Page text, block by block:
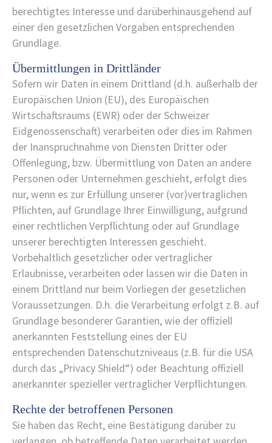
berechtigtes Interesse und darüberhinausgehend auf
einer den gesetzlichen Vorgaben entsprechenden
Grundlage.
Übermittlungen in Drittländer
Sofern wir Daten in einem Drittland (d.h. außerhalb der
Europäischen Union (EU), des Europäischen
Wirtschaftsraums (EWR) oder der Schweizer
Eidgenossenschaft) verarbeiten oder dies im Rahmen
der Inanspruchnahme von Diensten Dritter oder
Offenlegung, bzw. Übermittlung von Daten an andere
Personen oder Unternehmen geschieht, erfolgt dies
nur, wenn es zur Erfüllung unserer (vor)vertraglichen
Pflichten, auf Grundlage Ihrer Einwilligung, aufgrund
einer rechtlichen Verpflichtung oder auf Grundlage
unserer berechtigten Interessen geschieht.
Vorbehaltlich gesetzlicher oder vertraglicher
Erlaubnisse, verarbeiten oder lassen wir die Daten in
einem Drittland nur beim Vorliegen der gesetzlichen
Voraussetzungen. D.h. die Verarbeitung erfolgt z.B. auf
Grundlage besonderer Garantien, wie der offiziell
anerkannten Feststellung eines der EU
entsprechenden Datenschutzniveaus (z.B. für die USA
durch das „Privacy Shield“) oder Beachtung offiziell
anerkannter spezieller vertraglicher Verpflichtungen.
Rechte der betroffenen Personen
Sie haben das Recht, eine Bestätigung darüber zu